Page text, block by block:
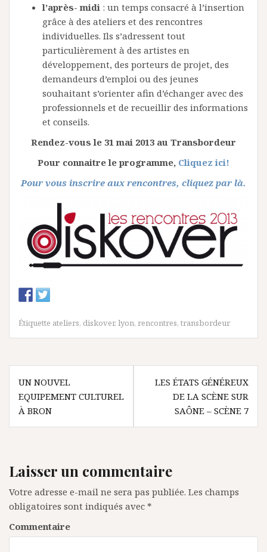
l’après- midi : un temps consacré à l’insertion
grâce à des ateliers et des rencontres
individuelles. Ils s’adressent tout
particulièrement à des artistes en
développement, des porteurs de projet, des
demandeurs d’emploi ou des jeunes
souhaitant s’orienter afin d’échanger avec des
professionnels et de recueillir des informations
et conseils.
Rendez-vous le 31 mai 2013 au Transbordeur
Pour connaitre le programme, Cliquez ici!
Pour vous inscrire aux rencontres, cliquez par là.
Étiquette ateliers, diskover, lyon, rencontres, transbordeur
N
v
g
a
t
i
o
UN NOUVEL
EQUIPEMENT CULTUREL
À BRON
LES ÉTATS GÉNÉREUX
DE LA SCÈNE SUR
SAÔNE – SCÈNE 7
Laisser un commentaire
Votre adresse e-mail ne sera pas publiée. Les champs
obligatoires sont indiqués avec *
Commentaire